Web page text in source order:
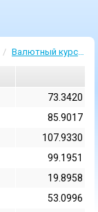
Валютный курс 14 Май 2026
73.3420
85.9017
107.9330
99.1951
19.8958
53.0996